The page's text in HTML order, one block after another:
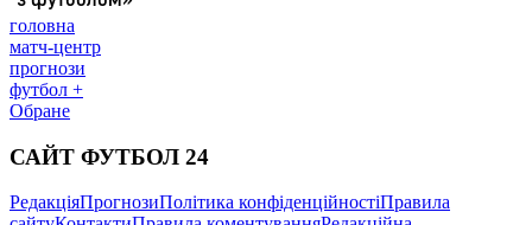
головна
матч-центр
прогнози
футбол +
Обране
САЙТ ФУТБОЛ 24
РедакціяПрогнозиПолітика конфіденційностіПравила